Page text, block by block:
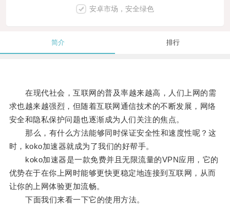
安卓市场，安全绿色
简介 排行
在现代社会，互联网的普及率越来越高，人们上网的需
求也越来越强烈，但随着互联网通信技术的不断发展，网络
安全和隐私保护问题也逐渐成为人们关注的焦点。
那么，有什么方法能够同时保证安全性和速度性呢？这
时，koko加速器就成为了我们的好帮手。
koko加速器是一款免费并且无限流量的VPN应用，它的
优势在于在你上网时能够更快更稳定地连接到互联网，从而
让你的上网体验更加流畅。
下面我们来看一下它的使用方法。